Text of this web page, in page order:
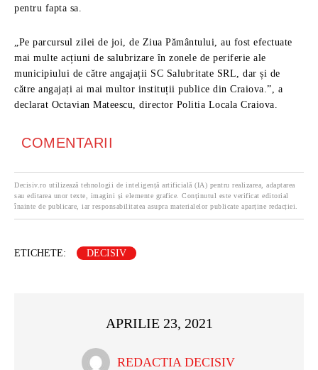
pentru fapta sa.
„Pe parcursul zilei de joi, de Ziua Pământului, au fost efectuate
mai multe acțiuni de salubrizare în zonele de periferie ale
municipiului de către angajații SC Salubritate SRL, dar și de
către angajați ai mai multor instituții publice din Craiova.”, a
declarat Octavian Mateescu, director Politia Locala Craiova.
COMENTARII
Decisiv.ro utilizează tehnologii de inteligență artificială (IA) pentru realizarea, adaptarea
sau editarea unor texte, imagini și elemente grafice. Conținutul este verificat editorial
înainte de publicare, iar responsabilitatea asupra materialelor publicate aparține redacției.
ETICHETE: DECISIV
APRILIE 23, 2021
REDACTIA DECISIV